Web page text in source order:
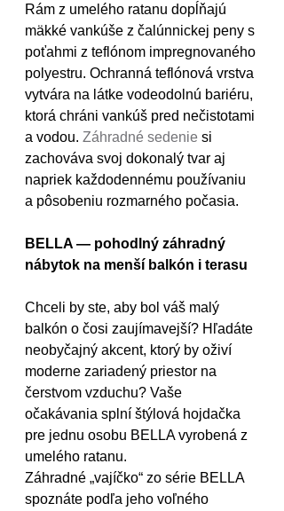
Rám z umelého ratanu dopĺňajú
mäkké vankúše z čalúnnickej peny s
poťahmi z teflónom impregnovaného
polyestru. Ochranná teflónová vrstva
vytvára na látke vodeodolnú bariéru,
ktorá chráni vankúš pred nečistotami
a vodou. Záhradné sedenie si
zachováva svoj dokonalý tvar aj
napriek každodennému používaniu
a pôsobeniu rozmarného počasia.
BELLA — pohodlný záhradný
nábytok na menší balkón i terasu
Chceli by ste, aby bol váš malý
balkón o čosi zaujímavejší? Hľadáte
neobyčajný akcent, ktorý by oživí
moderne zariadený priestor na
čerstvom vzduchu? Vaše
očakávania splní štýlová hojdačka
pre jednu osobu BELLA vyrobená z
umelého ratanu.
Záhradné „vajíčko“ zo série BELLA
spoznáte podľa jeho voľného